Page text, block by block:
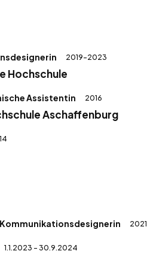
2019-2023
Hochschule
Assistentin 2016
Aschaffenburg
2021
1.1.2023 - 30.9.2024